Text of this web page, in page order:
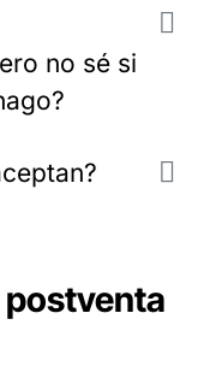
no sé si